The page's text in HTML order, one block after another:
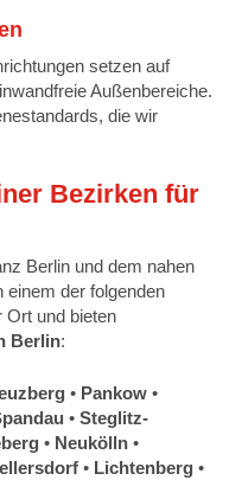
setzen auf
Außenbereiche.
die wir
Bezirken für
Berlin und dem nahen
einem der folgenden
Ort und bieten
Berlin:
• Pankow •
• Steglitz-
• Neukölln •
• Lichtenberg •